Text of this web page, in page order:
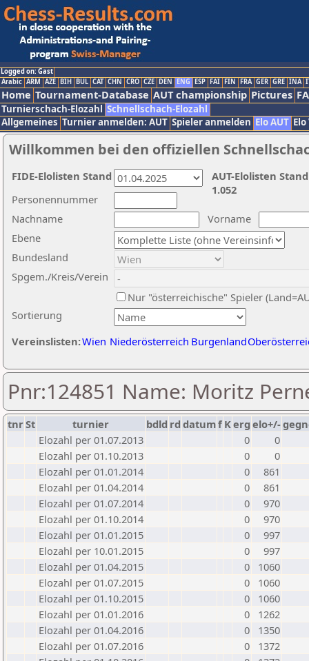
Logged on: Gast
Arabic ARM AZE BIH BUL CAT CHN CRO CZE DEN ENG ESP FAI FIN FRA GER GRE INA
Home Tournament-Database AUT championship Pictures
Turnierschach-Elozahl Schnellschach-Elozahl
Allgemeines Turnier anmelden: AUT Spieler anmelden Elo AUT
Willkommen bei den offiziellen
Nachname
Vorname
Ebene
Sortierung
Personennummer
Bundesland
Spgem./Kreis/Verein
Nur "österreichische" Spieler
Vereinslisten:Wien Niederösterreich Burgenland
AUT-Elolisten
1.052
FIDE-Elolisten Stand
Pnr:124851 Name: Moritz
tnrSt turnier bdld rd datumf Kerg elo+/-
Elozahl per 01.07.2013
0
0
Elozahl per 01.10.2013
0
0
Elozahl per 01.01.2014
0
861
Elozahl per 01.04.2014
0
861
Elozahl per 01.07.2014
0
970
Elozahl per 01.10.2014
0
970
Elozahl per 01.01.2015
0
997
Elozahl per 10.01.2015
0
997
Elozahl per 01.04.2015
0
1060
Elozahl per 01.07.2015
0
1060
Elozahl per 01.10.2015
0
1060
Elozahl per 01.01.2016
0
1262
Elozahl per 01.04.2016
0
1350
Elozahl per 01.07.2016
0
1372